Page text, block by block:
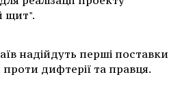
щит".
надійдуть перші поставки
дифтерії та правця.